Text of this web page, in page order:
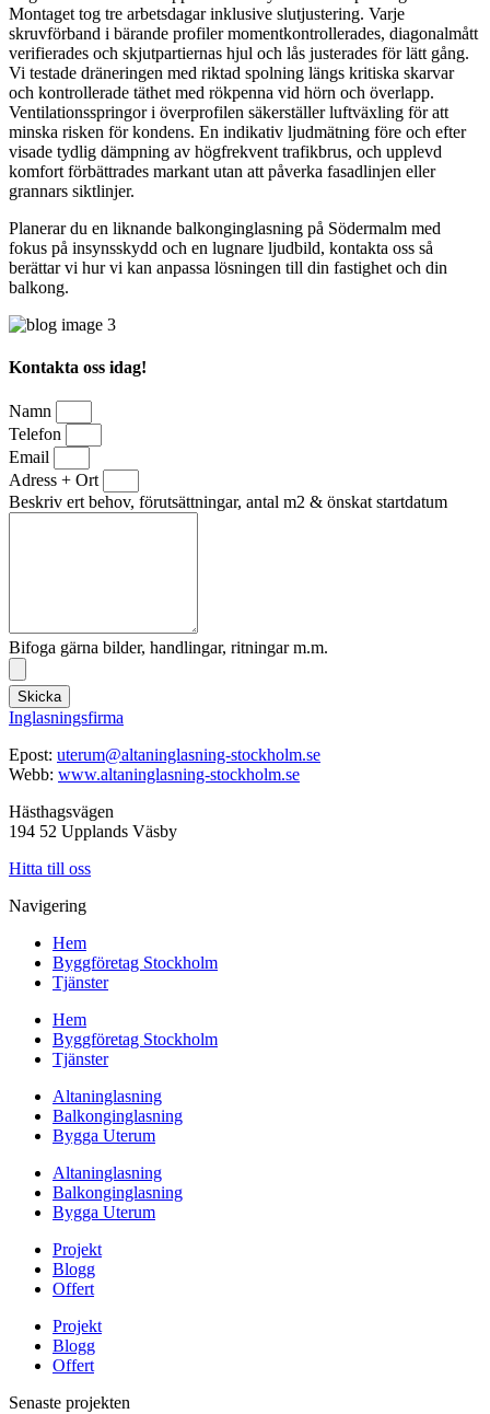
Montaget tog tre arbetsdagar inklusive slutjustering. Varje
skruvförband i bärande profiler momentkontrollerades, diagonalmått
verifierades och skjutpartiernas hjul och lås justerades för lätt gång.
Vi testade dräneringen med riktad spolning längs kritiska skarvar
och kontrollerade täthet med rökpenna vid hörn och överlapp.
Ventilationsspringor i överprofilen säkerställer luftväxling för att
minska risken för kondens. En indikativ ljudmätning före och efter
visade tydlig dämpning av högfrekvent trafikbrus, och upplevd
komfort förbättrades markant utan att påverka fasadlinjen eller
grannars siktlinjer.
Planerar du en liknande balkonginglasning på Södermalm med
fokus på insynsskydd och en lugnare ljudbild, kontakta oss så
berättar vi hur vi kan anpassa lösningen till din fastighet och din
balkong.
Kontakta oss idag!
Namn
Telefon
Email
Adress + Ort
Beskriv ert behov, förutsättningar, antal m2 & önskat startdatum
Bifoga gärna bilder, handlingar, ritningar m.m.
Skicka
Inglasningsfirma
Epost: uterum@altaninglasning-stockholm.se
Webb: www.altaninglasning-stockholm.se
Hästhagsvägen
194 52 Upplands Väsby
Hitta till oss
Navigering
Hem
Byggföretag Stockholm
Tjänster
Hem
Byggföretag Stockholm
Tjänster
Altaninglasning
Balkonginglasning
Bygga Uterum
Altaninglasning
Balkonginglasning
Bygga Uterum
Projekt
Blogg
Offert
Projekt
Blogg
Offert
Senaste projekten